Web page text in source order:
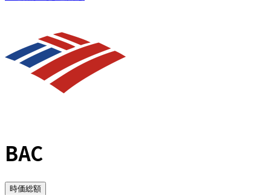
BAC
時価総額